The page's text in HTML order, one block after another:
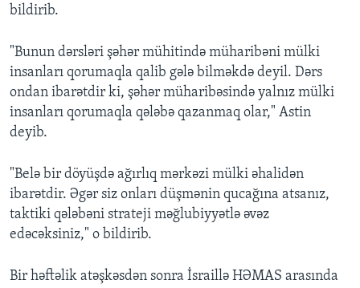
bildirib.
"Bunun dərsləri şəhər mühitində müharibəni mülki
insanları qorumaqla qalib gələ bilməkdə deyil. Dərs
ondan ibarətdir ki, şəhər müharibəsində yalnız mülki
insanları qorumaqla qələbə qazanmaq olar," Astin
deyib.
"Belə bir döyüşdə ağırlıq mərkəzi mülki əhalidən
ibarətdir. Əgər siz onları düşmənin qucağına atsanız,
taktiki qələbəni strateji məğlubiyyətlə əvəz
edəcəksiniz," o bildirib.
Bir həftəlik atəşkəsdən sonra İsraillə HƏMAS arasında